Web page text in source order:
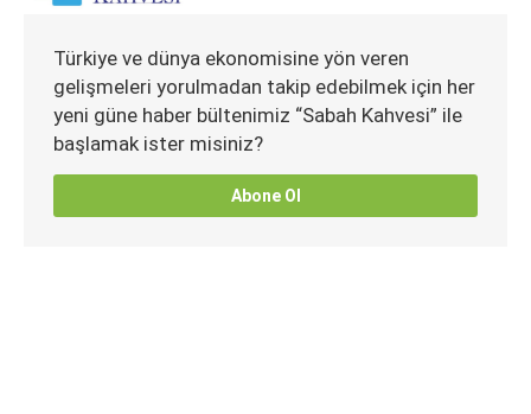
Türkiye ve dünya ekonomisine yön veren
gelişmeleri yorulmadan takip edebilmek için her
yeni güne haber bültenimiz “Sabah Kahvesi” ile
başlamak ister misiniz?
Abone Ol